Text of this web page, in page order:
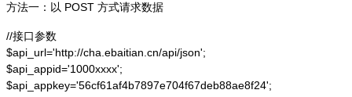
方法一：以 POST 方式请求数据
//接口参数
$api_url='http://cha.ebaitian.cn/api/json';
$api_appid='1000xxxx';
$api_appkey='56cf61af4b7897e704f67deb88ae8f24';